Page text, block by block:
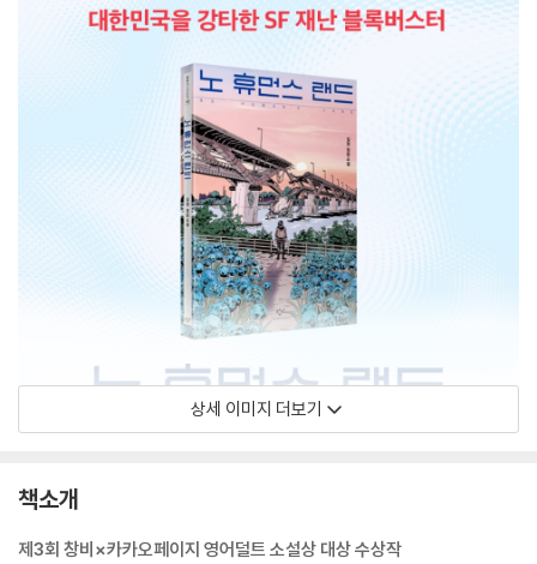
상세 이미지 더보기
책소개
제3회 창비×카카오페이지 영어덜트 소설상 대상 수상작